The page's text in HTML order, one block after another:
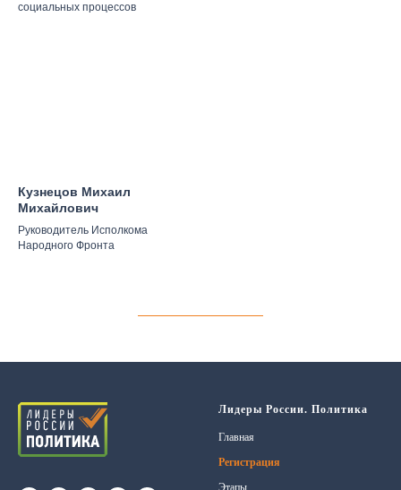
социальных процессов
Кузнецов Михаил
Михайлович
Руководитель Исполкома
Народного Фронта
Лидеры России. Политика
Главная
Регистрация
Этапы